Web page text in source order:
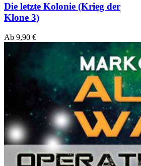
Die letzte Kolonie (Krieg der
Klone 3)
Ab 9,90 €